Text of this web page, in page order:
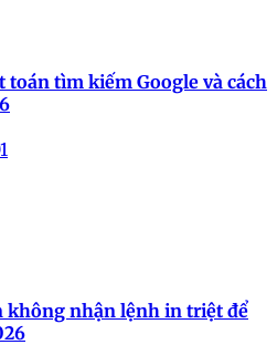
tìm kiếm Google và cách
không nhận lệnh in triệt để